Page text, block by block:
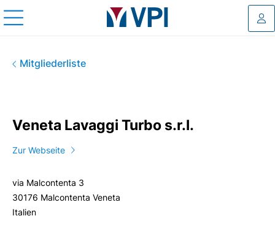
Mitgliederliste
Veneta Lavaggi Turbo s.r.l.
Veneta Lavaggi Turbo s.r.l.
Zur Webseite
via Malcontenta 3
30176 Malcontenta Veneta
Italien